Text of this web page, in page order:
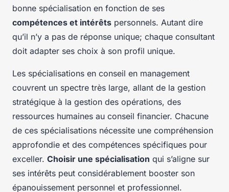
bonne spécialisation en fonction de ses
compétences et intérêts personnels. Autant dire
qu’il n’y a pas de réponse unique; chaque consultant
doit adapter ses choix à son profil unique.
Les spécialisations en conseil en management
couvrent un spectre très large, allant de la gestion
stratégique à la gestion des opérations, des
ressources humaines au conseil financier. Chacune
de ces spécialisations nécessite une compréhension
approfondie et des compétences spécifiques pour
exceller. Choisir une spécialisation qui s’aligne sur
ses intérêts peut considérablement booster son
épanouissement personnel et professionnel.